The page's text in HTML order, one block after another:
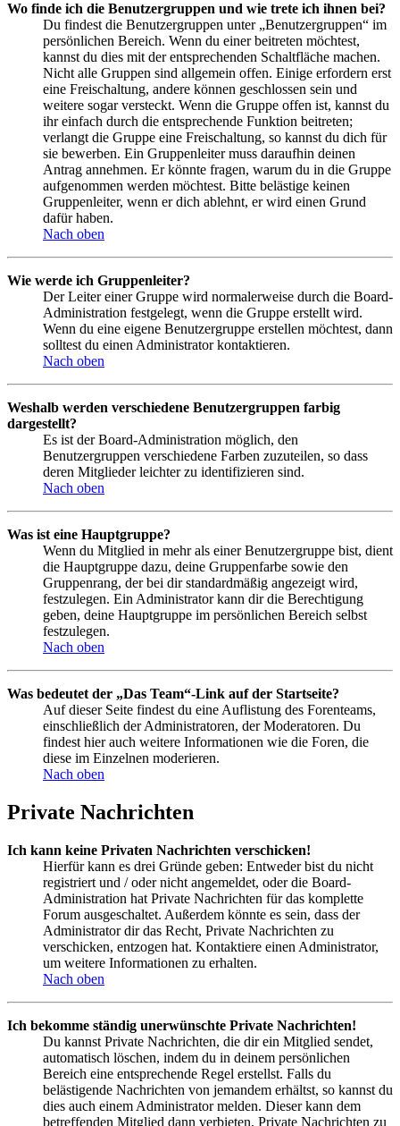
Wo finde ich die Benutzergruppen und wie trete ich ihnen bei?
Du findest die Benutzergruppen unter „Benutzergruppen“ im
persönlichen Bereich. Wenn du einer beitreten möchtest,
kannst du dies mit der entsprechenden Schaltfläche machen.
Nicht alle Gruppen sind allgemein offen. Einige erfordern erst
eine Freischaltung, andere können geschlossen sein und
weitere sogar versteckt. Wenn die Gruppe offen ist, kannst du
ihr einfach durch die entsprechende Funktion beitreten;
verlangt die Gruppe eine Freischaltung, so kannst du dich für
sie bewerben. Ein Gruppenleiter muss daraufhin deinen
Antrag annehmen. Er könnte fragen, warum du in die Gruppe
aufgenommen werden möchtest. Bitte belästige keinen
Gruppenleiter, wenn er dich ablehnt, er wird einen Grund
dafür haben.
Nach oben
Wie werde ich Gruppenleiter?
Der Leiter einer Gruppe wird normalerweise durch die Board-
Administration festgelegt, wenn die Gruppe erstellt wird.
Wenn du eine eigene Benutzergruppe erstellen möchtest, dann
solltest du einen Administrator kontaktieren.
Nach oben
Weshalb werden verschiedene Benutzergruppen farbig
dargestellt?
Es ist der Board-Administration möglich, den
Benutzergruppen verschiedene Farben zuzuteilen, so dass
deren Mitglieder leichter zu identifizieren sind.
Nach oben
Was ist eine Hauptgruppe?
Wenn du Mitglied in mehr als einer Benutzergruppe bist, dient
die Hauptgruppe dazu, deine Gruppenfarbe sowie den
Gruppenrang, der bei dir standardmäßig angezeigt wird,
festzulegen. Ein Administrator kann dir die Berechtigung
geben, deine Hauptgruppe im persönlichen Bereich selbst
festzulegen.
Nach oben
Was bedeutet der „Das Team“-Link auf der Startseite?
Auf dieser Seite findest du eine Auflistung des Forenteams,
einschließlich der Administratoren, der Moderatoren. Du
findest hier auch weitere Informationen wie die Foren, die
diese im Einzelnen moderieren.
Nach oben
Private Nachrichten
Ich kann keine Privaten Nachrichten verschicken!
Hierfür kann es drei Gründe geben: Entweder bist du nicht
registriert und / oder nicht angemeldet, oder die Board-
Administration hat Private Nachrichten für das komplette
Forum ausgeschaltet. Außerdem könnte es sein, dass der
Administrator dir das Recht, Private Nachrichten zu
verschicken, entzogen hat. Kontaktiere einen Administrator,
um weitere Informationen zu erhalten.
Nach oben
Ich bekomme ständig unerwünschte Private Nachrichten!
Du kannst Private Nachrichten, die dir ein Mitglied sendet,
automatisch löschen, indem du in deinem persönlichen
Bereich eine entsprechende Regel erstellst. Falls du
belästigende Nachrichten von jemandem erhältst, so kannst du
dies auch einem Administrator melden. Dieser kann dem
betreffenden Mitglied dann verbieten, Private Nachrichten zu